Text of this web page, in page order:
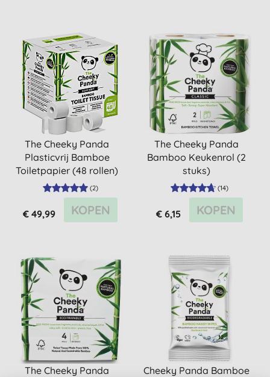
The Cheeky Panda
Plasticvrij Bamboe
Toiletpapier (48 rollen)
(2)
€ 49,99 KOPEN
The Cheeky Panda
Bamboo Keukenrol (2
stuks)
(14)
€ 6,15 KOPEN
The Cheeky Panda
Cheeky Panda Bamboe